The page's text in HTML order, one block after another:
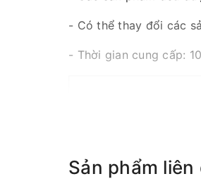
- Có thể thay đổi các
- Thời gian cung cấp:
Sản phẩm liên